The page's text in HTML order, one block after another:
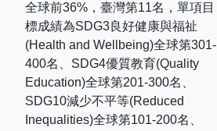
全球前36% ，臺灣第11名，單項目
標成績為SDG3良好健康與福祉
(Health and Wellbeing)全球第301-
400名、 SDG4優質教育(Quality
Education)全球第201-300名、
SDG10減少不平等(Reduced
Inequalities)全球第101-200名、